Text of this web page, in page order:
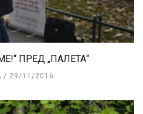
ПРЕД „ПАЛЕТА“
29/11/2016